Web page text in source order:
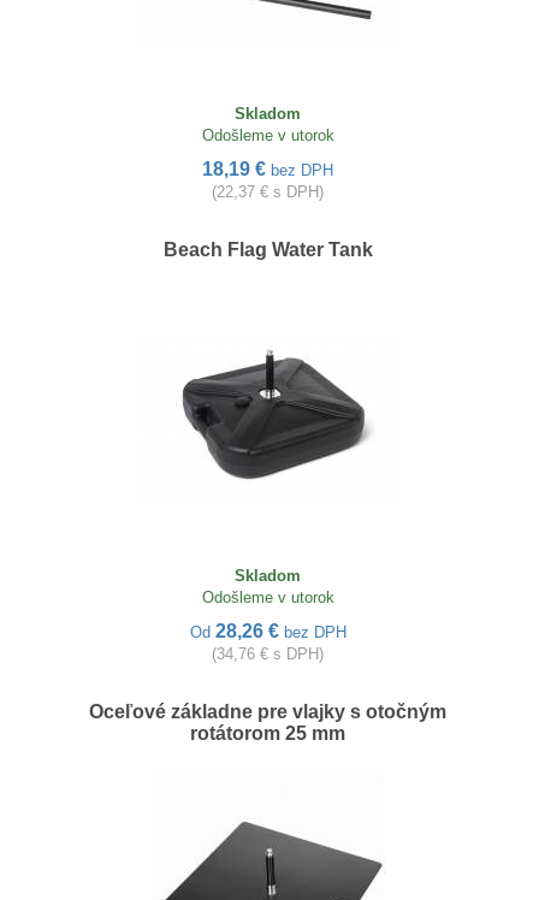
Skladom
Odošleme v utorok
18,19 € bez DPH
(22,37 € s DPH)
Beach Flag Water Tank
Skladom
Odošleme v utorok
Od 28,26 € bez DPH
(34,76 € s DPH)
Oceľové základne pre vlajky s otočným
rotátorom 25 mm